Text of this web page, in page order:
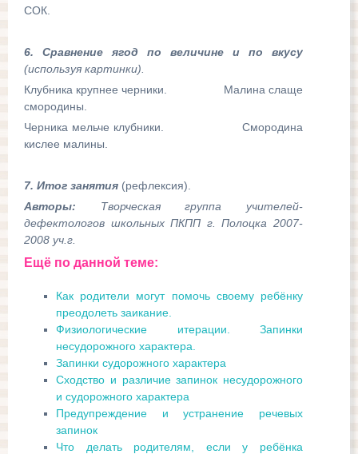
СОК.
6. Сравнение ягод по величине и по вкусу
(используя картинки).
Клубника крупнее черники. Малина слаще
смородины.
Черника мельче клубники. Смородина
кислее малины.
7. Итог занятия (рефлексия).
Авторы: Творческая группа учителей-
дефектологов школьных ПКПП г. Полоцка 2007-
2008 уч.г.
Ещё по данной теме:
Как родители могут помочь своему ребёнку
преодолеть заикание.
Физиологические итерации. Запинки
несудорожного характера.
Запинки судорожного характера
Сходство и различие запинок несудорожного
и судорожного характера
Предупреждение и устранение речевых
запинок
Что делать родителям, если у ребёнка